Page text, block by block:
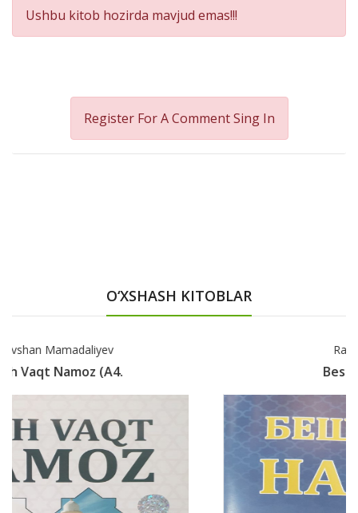
Ushbu kitob hozirda mavjud emas!!!
Register For A CommentSing In
O‘XSHASH KITOBLAR
Besh Vaqt Namoz (A5,